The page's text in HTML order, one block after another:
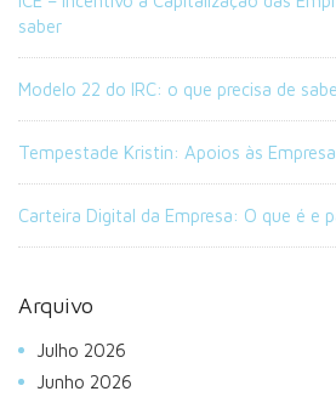
saber
Modelo 22 do IRC: o que precisa de
Tempestade Kristin: Apoios às
Carteira Digital da Empresa: O que é e
Arquivo
Julho 2026
Junho 2026